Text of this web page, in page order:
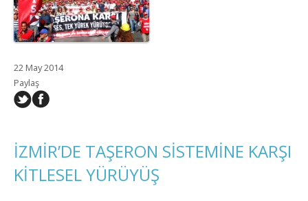
22 May 2014
Paylaş
İZMİR’DE TAŞERON SİSTEMİNE KARŞI
KİTLESEL YÜRÜYÜŞ